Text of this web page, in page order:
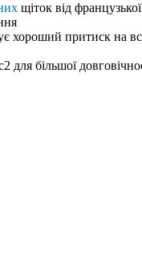
щіток від
хороший притиск на
для більшої